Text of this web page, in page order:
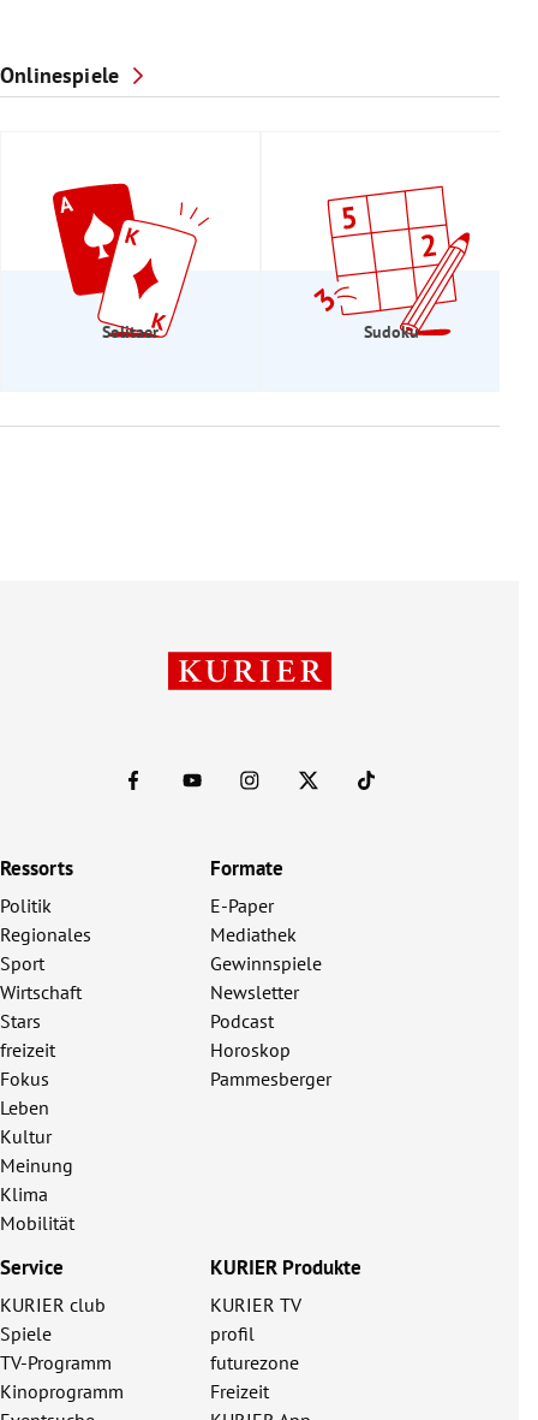
Onlinespiele
Solitaer Sudoku
Ressorts
Politik
Regionales
Sport
Wirtschaft
Stars
freizeit
Fokus
Leben
Kultur
Meinung
Klima
Mobilität
Formate
E-Paper
Mediathek
Gewinnspiele
Newsletter
Podcast
Horoskop
Pammesberger
Service
KURIER club
Spiele
TV-Programm
Kinoprogramm
KURIER Produkte
KURIER TV
profil
futurezone
Freizeit